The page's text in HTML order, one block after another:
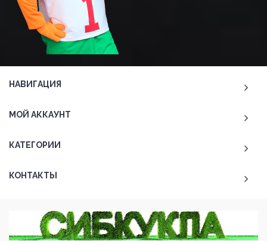
НАВИГАЦИЯ
МОЙ АККАУНТ
КАТЕГОРИИ
КОНТАКТЫ